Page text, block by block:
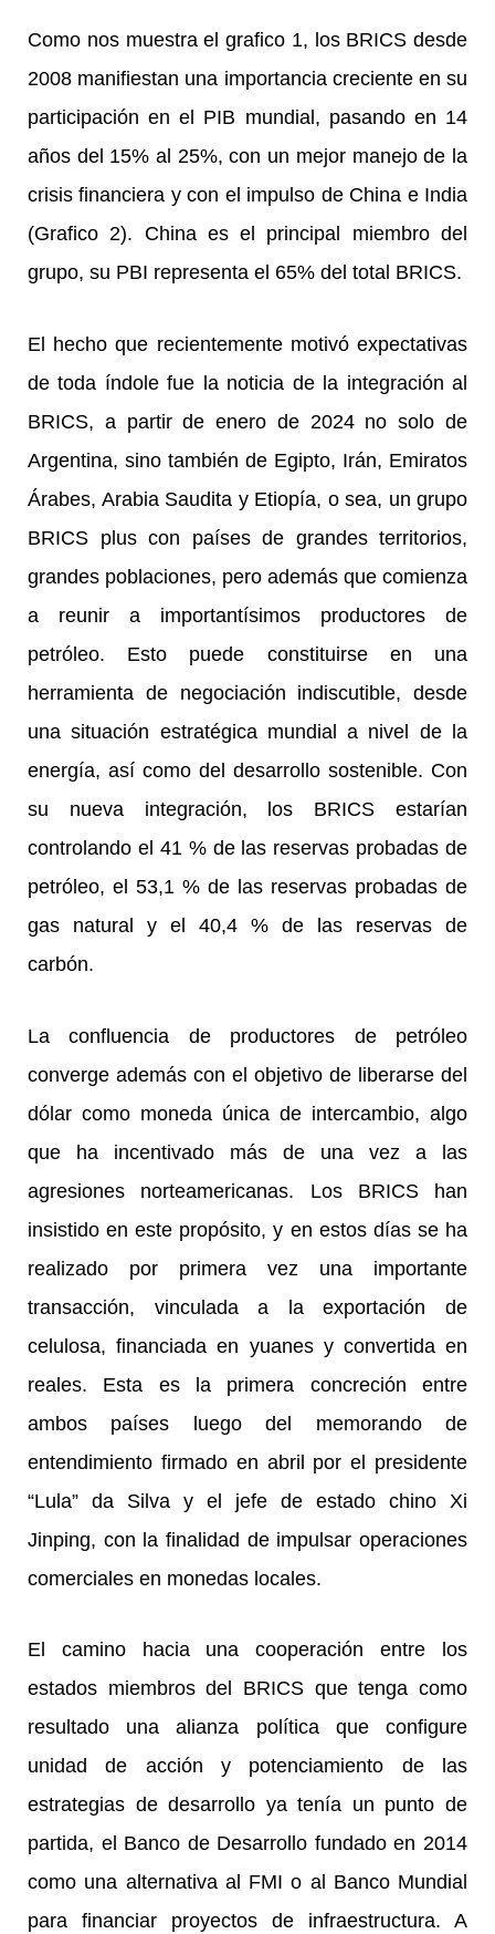
Como nos muestra el grafico 1, los BRICS desde
2008 manifiestan una importancia creciente en su
participación en el PIB mundial, pasando en 14
años del 15% al 25%, con un mejor manejo de la
crisis financiera y con el impulso de China e India
(Grafico 2). China es el principal miembro del
grupo, su PBI representa el 65% del total BRICS.
El hecho que recientemente motivó expectativas
de toda índole fue la noticia de la integración al
BRICS, a partir de enero de 2024 no solo de
Argentina, sino también de Egipto, Irán, Emiratos
Árabes, Arabia Saudita y Etiopía, o sea, un grupo
BRICS plus con países de grandes territorios,
grandes poblaciones, pero además que comienza
a reunir a importantísimos productores de
petróleo. Esto puede constituirse en una
herramienta de negociación indiscutible, desde
una situación estratégica mundial a nivel de la
energía, así como del desarrollo sostenible. Con
su nueva integración, los BRICS estarían
controlando el 41 % de las reservas probadas de
petróleo, el 53,1 % de las reservas probadas de
gas natural y el 40,4 % de las reservas de
carbón.
La confluencia de productores de petróleo
converge además con el objetivo de liberarse del
dólar como moneda única de intercambio, algo
que ha incentivado más de una vez a las
agresiones norteamericanas. Los BRICS han
insistido en este propósito, y en estos días se ha
realizado por primera vez una importante
transacción, vinculada a la exportación de
celulosa, financiada en yuanes y convertida en
reales. Esta es la primera concreción entre
ambos países luego del memorando de
entendimiento firmado en abril por el presidente
“Lula” da Silva y el jefe de estado chino Xi
Jinping, con la finalidad de impulsar operaciones
comerciales en monedas locales.
El camino hacia una cooperación entre los
estados miembros del BRICS que tenga como
resultado una alianza política que configure
unidad de acción y potenciamiento de las
estrategias de desarrollo ya tenía un punto de
partida, el Banco de Desarrollo fundado en 2014
como una alternativa al FMI o al Banco Mundial
para financiar proyectos de infraestructura. A